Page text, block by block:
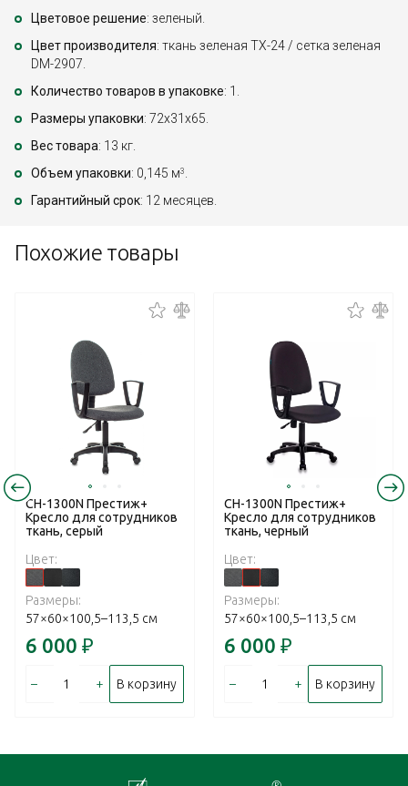
Цветовое решение: зеленый.
Цвет производителя: ткань зеленая TX-24 / сетка зеленая
DM-2907.
Количество товаров в упаковке: 1.
Размеры упаковки: 72x31x65.
Вес товара: 13 кг.
Объем упаковки: 0,145 м3
Гарантийный срок: 12 месяцев.
Похожие товары
CH-1300N Престиж+
Кресло для сотрудников
ткань, серый
Цвет:
Размеры:
57×60×100,5–113,5 см
6 000 ₽
– + В корзину
CH-1300N Престиж+
Кресло для сотрудников
ткань, черный
Цвет:
Размеры:
57×60×100,5–113,5 см
6 000 ₽
– + В корзину